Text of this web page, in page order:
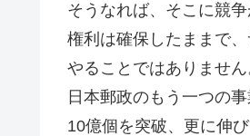
そうなれば、そこに競
権利は確保したままで
やることではありませ
日本郵政のもう一つの
10億個を突破、更に伸び